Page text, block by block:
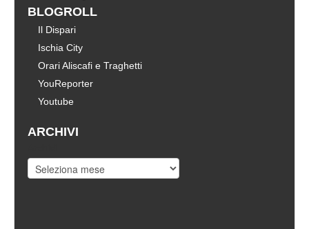
BLOGROLL
Il Dispari
Ischia City
Orari Aliscafi e Traghetti
YouReporter
Youtube
ARCHIVI